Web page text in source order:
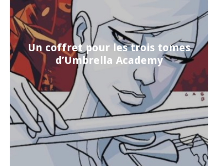
Un coffret pour les trois tomes
d’Umbrella Academy